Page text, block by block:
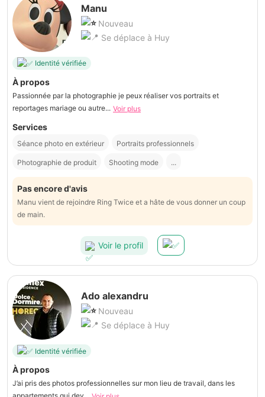
Manu
Nouveau
Se déplace à Huy
Identité vérifiée
À propos
Passionnée par la photographie je peux réaliser vos portraits et
reportages mariage ou autre... Voir plus
Services
Séance photo en extérieur Portraits professionnels
Photographie de produit Shooting mode ...
Pas encore d'avis
Manu vient de rejoindre Ring Twice et a hâte de vous donner un coup
de main.
Voir le profil
Ado alexandru
Nouveau
Se déplace à Huy
Identité vérifiée
À propos
J’ai pris des photos professionnelles sur mon lieu de travail, dans les